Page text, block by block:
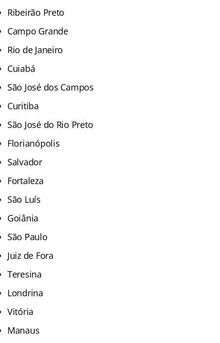
Ribeirão Preto
Campo Grande
Rio de Janeiro
Cuiabá
São José dos Campos
Curitiba
São José do Rio Preto
Florianópolis
Salvador
Fortaleza
São Luís
Goiânia
São Paulo
Juiz de Fora
Teresina
Londrina
Vitória
Manaus